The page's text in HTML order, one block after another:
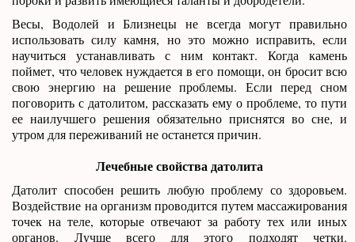
Весы, Водолей и Близнецы не всегда могут правильно
использовать силу камня, но это можно исправить, если
научиться устанавливать с ним контакт. Когда камень
поймет, что человек нуждается в его помощи, он бросит всю
свою энергию на решение проблемы. Если перед сном
поговорить с датолитом, рассказать ему о проблеме, то пути
ее наилучшего решения обязательно приснятся во сне, и
утром для переживаний не останется причин.
Лечебные свойства датолита
Датолит способен решить любую проблему со здоровьем.
Воздействие на организм проводится путем массажирования
точек на теле, которые отвечают за работу тех или иных
органов. Лучше всего для этого подходят четки.